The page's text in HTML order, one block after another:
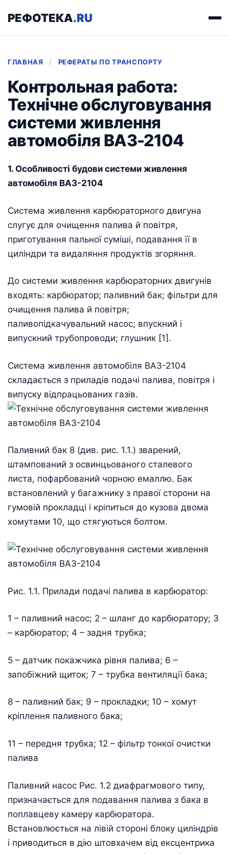
РЕФОТЕКА.RU
ГЛАВНАЯ / РЕФЕРАТЫ ПО ТРАНСПОРТУ
Контрольная работа:
Технічне обслуговування
системи живлення
автомобіля ВАЗ-2104
1. Особливості будови системи живлення
автомобіля ВАЗ-2104
Система живлення карбюраторного двигуна
слугує для очищення палива й повітря,
приготування пальної суміші, подавання її в
циліндри та видаляння продуктів згоряння.
До системи живлення карбюраторних двигунів
входять: карбюратор; паливний бак; фільтри для
очищення палива й повітря;
паливопідкачувальний насос; впускний і
випускний трубопроводи; глушник [1].
Система живлення автомобіля ВАЗ-2104
складається з приладів подачі палива, повітря і
випуску відпрацьованих газів.
Паливний бак 8 (див. рис. 1.1.) зварений,
штампований з освинцьованого сталевого
листа, пофарбований чорною емаллю. Бак
встановлений у багажнику з правої сторони на
гумовій прокладці і кріпиться до кузова двома
хомутами 10, що стягуються болтом.
Рис. 1.1. Прилади подачі палива в карбюратор:
1 – паливний насос; 2 – шланг до карбюратору; 3
– карбюратор; 4 – задня трубка;
5 – датчик покажчика рівня палива; 6 –
запобіжний щиток; 7 – трубка вентиляції бака;
8 – паливний бак; 9 – прокладки; 10 – хомут
кріплення паливного бака;
11 – передня трубка; 12 – фільтр тонкої очистки
палива
Паливний насос Рис. 1.2 диафрагмового типу,
призначається для подавання палива з бака в
поплавцеву камеру карбюратора.
Встановлюється на лівій стороні блоку циліндрів
і приводиться в дію штовхачем від ексцентрика